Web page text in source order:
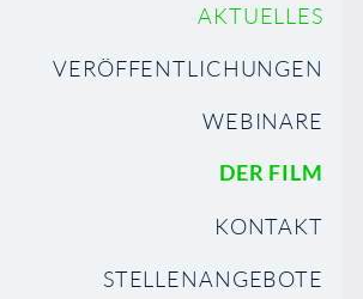
AKTUELLES
VERÖFFENTLICHUNGEN
WEBINARE
DER FILM
KONTAKT
STELLENANGEBOTE